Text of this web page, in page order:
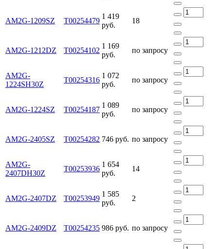
AM2G-1209SZ Т00254479
1 419
руб.
18
AM2G-1212DZ Т00254102
1 169
руб.
по запросу
AM2G-
1224SH30Z
Т00254316
1 072
руб.
по запросу
AM2G-1224SZ Т00254187
1 089
руб.
по запросу
AM2G-2405SZ Т00254282 746 руб. по запросу
AM2G-
2407DH30Z
Т00253936
1 654
руб.
14
AM2G-2407DZ Т00253949
1 585
руб.
2
AM2G-2409DZ Т00254235 986 руб. по запросу